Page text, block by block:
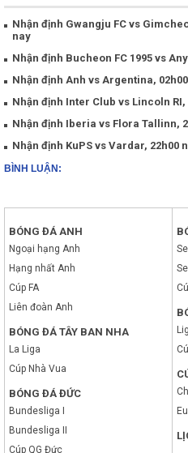
Nhận định Gwangju FC vs
nay
Nhận định Bucheon FC 1995 vs
Nhận định Anh vs Argentina,
Nhận định Inter Club vs Lincoln
Nhận định Iberia vs Flora Tallinn,
Nhận định KuPS vs Vardar, 22h00
BÌNH LUẬN:
BÓNG ĐÁ ANH
Ngoại hạng Anh
Hạng nhất Anh
Cúp FA
Liên đoàn Anh
BÓNG ĐÁ TÂY BAN NHA
La Liga
Cúp Nhà Vua
BÓNG ĐÁ ĐỨC
Bundesliga I
Bundesliga II
Cúp QG Đức